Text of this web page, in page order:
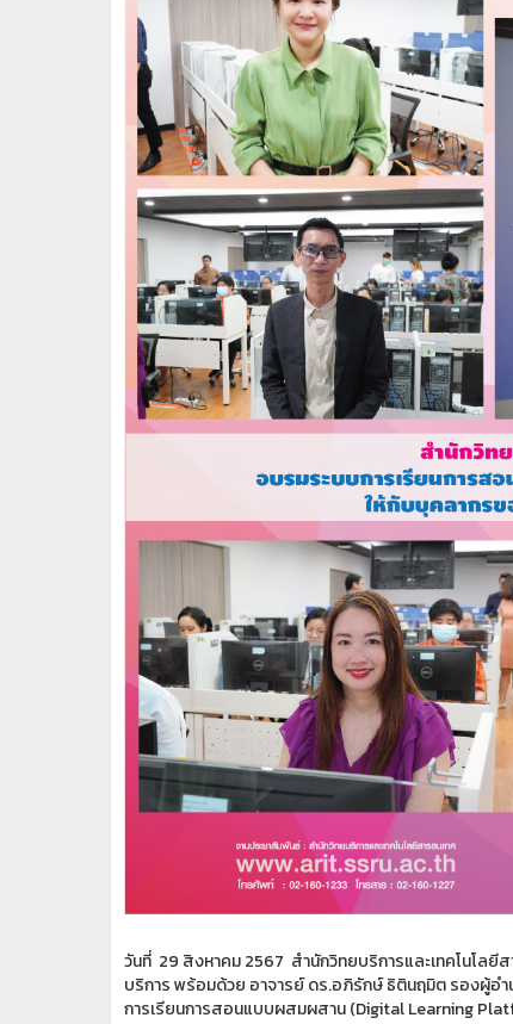
วันที่ 29 สิงหาคม2567 สำนักวิทยบริการและเทคโนโล
บริการ พร้อมด้วย อาจารย์ ดร.อภิรักษ์ ธิตินฤมิต รองผู้อ
การเรียนการสอนแบบผสมผสาน (Digital Learning